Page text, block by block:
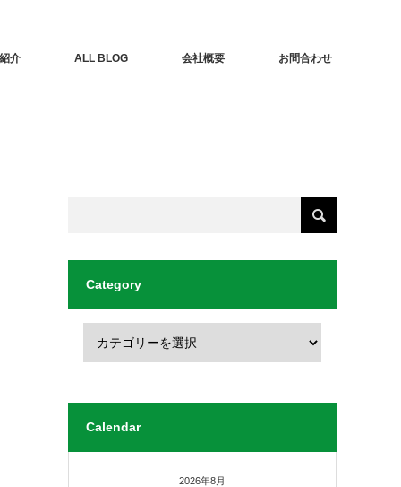
介 ALL BLOG 会社概要 お問合わせ
Category
Calendar
2026年8月